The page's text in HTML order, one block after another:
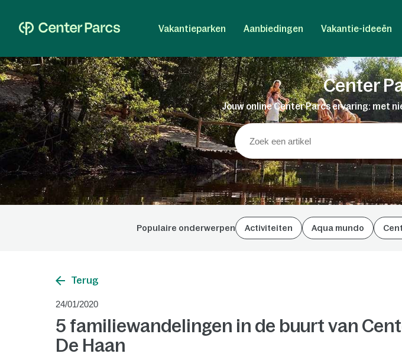
Vakantieparken Aanbiedingen Vakantie-ideeën
Center
Jouw online Center Parcs ervaring: met
Populaire onderwerpen Activiteiten Aqua mundo
Terug
24/01/2020
5 familiewandelingen in de buurt van
De Haan